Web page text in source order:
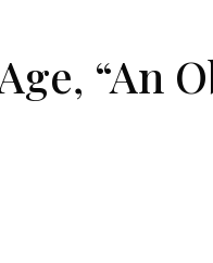
“An